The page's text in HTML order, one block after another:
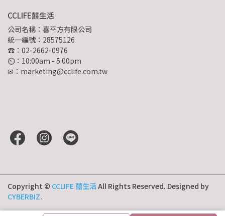
CCLIFE囍生活
公司名稱：喜平方有限公司
統一編號：28575126
☎：02-2662-0976
⏲︎：10:00am - 5:00pm
✉：marketing@cclife.com.tw
Copyright © CCLIFE 囍生活All Rights Reserved. Designed by
CYBERBIZ.